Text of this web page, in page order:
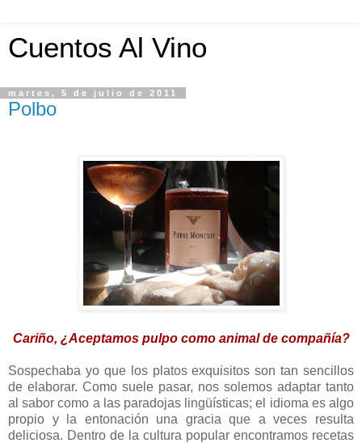
Cuentos Al Vino
martes, 5 de julio de 2011
Polbo
Cariño, ¿Aceptamos pulpo como animal de compañía?
Sospechaba yo que los platos exquisitos son tan sencillos
de elaborar. Como suele pasar, nos solemos adaptar tanto
al sabor como a las paradojas lingüísticas; el idioma es algo
propio y la entonación una gracia que a veces resulta
deliciosa. Dentro de la cultura popular encontramos recetas